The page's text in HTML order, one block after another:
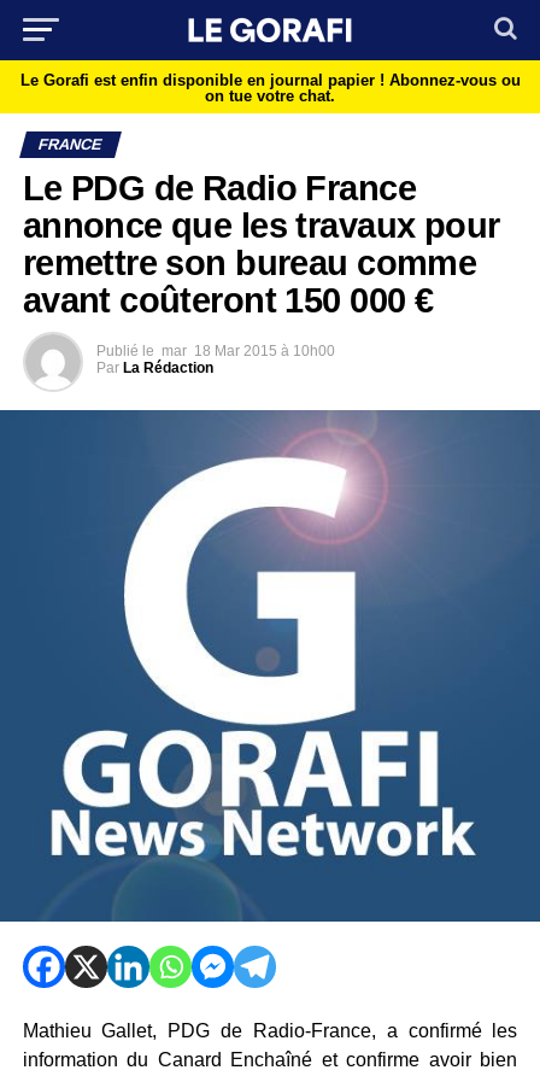
Le Gorafi est enfin disponible en journal papier ! Abonnez-vous ou
on tue votre chat.
FRANCE
Le PDG de Radio France
annonce que les travaux pour
remettre son bureau comme
avant coûteront 150 000 €
Publié le mar 18 Mar 2015 à 10h00
Par La Rédaction
Mathieu Gallet, PDG de Radio-France, a confirmé les
information du Canard Enchaîné et confirme avoir bien